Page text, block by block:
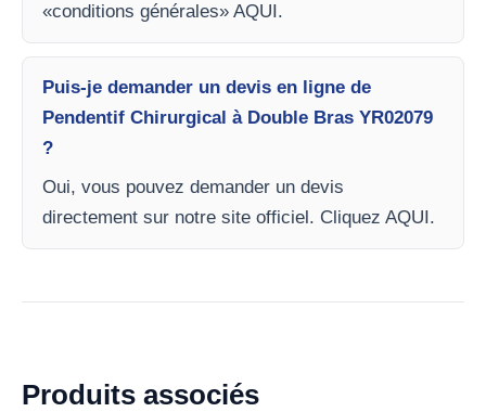
«conditions générales» AQUI.
Puis-je demander un devis en ligne de
Pendentif Chirurgical à Double Bras YR02079
?
Oui, vous pouvez demander un devis
directement sur notre site officiel. Cliquez AQUI.
Produits associés